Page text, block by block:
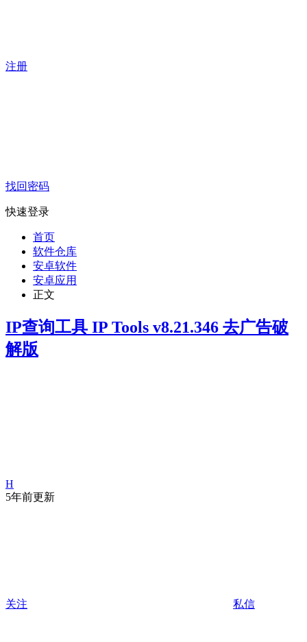
注册
找回密码
快速登录
首页
软件仓库
安卓软件
安卓应用
正文
IP查询工具 IP Tools v8.21.346 去广告破
解版
H
5年前更新
关注 私信